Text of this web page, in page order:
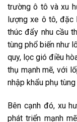
trường ô tô và xu
lượng xe ô tô, đặc
thúc đẩy nhu cầu
tùng phổ biến như
quy, lọc gió điều
thụ mạnh mẽ, với
nhập khẩu phụ
Bên cạnh đó, xu
phát triển mạnh